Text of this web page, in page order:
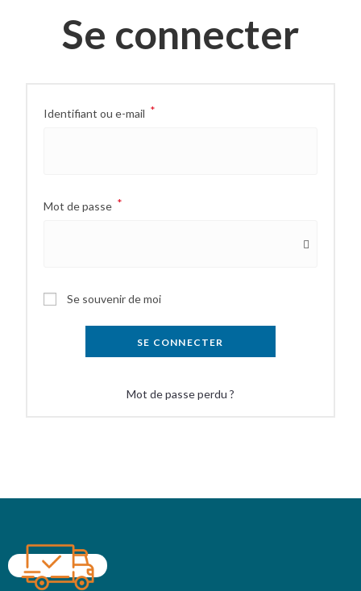
Se connecter
Identifiant ou e-mail *
Mot de passe *
Se souvenir de moi
SE CONNECTER
Mot de passe perdu ?